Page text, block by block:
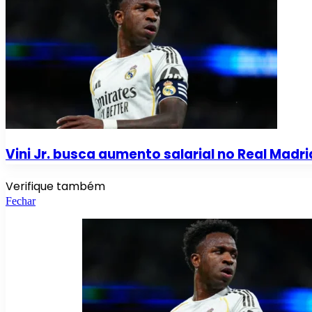
Vini Jr. busca aumento salarial no Real
Verifique também
Fechar